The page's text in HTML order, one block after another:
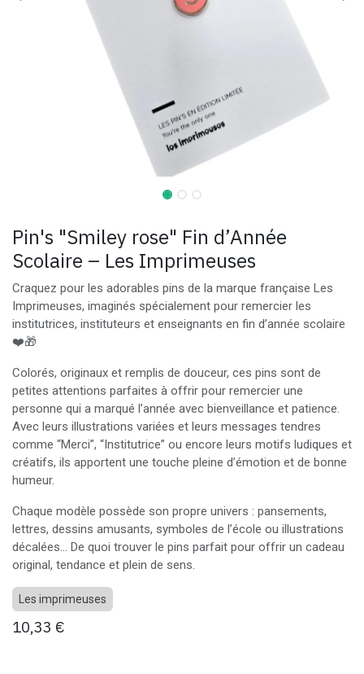
Pin's "Smiley rose" Fin d’Année
Scolaire – Les Imprimeuses
Craquez pour les adorables pins de la marque française Les
Imprimeuses, imaginés spécialement pour remercier les
institutrices, instituteurs et enseignants en fin d’année scolaire
❤️🎁
Colorés, originaux et remplis de douceur, ces pins sont de
petites attentions parfaites à offrir pour remercier une
personne qui a marqué l’année avec bienveillance et patience.
Avec leurs illustrations variées et leurs messages tendres
comme “Merci”, “Institutrice” ou encore leurs motifs ludiques et
créatifs, ils apportent une touche pleine d’émotion et de bonne
humeur.
Chaque modèle possède son propre univers : pansements,
lettres, dessins amusants, symboles de l’école ou illustrations
décalées… De quoi trouver le pins parfait pour offrir un cadeau
original, tendance et plein de sens.
Les imprimeuses
10,33 €